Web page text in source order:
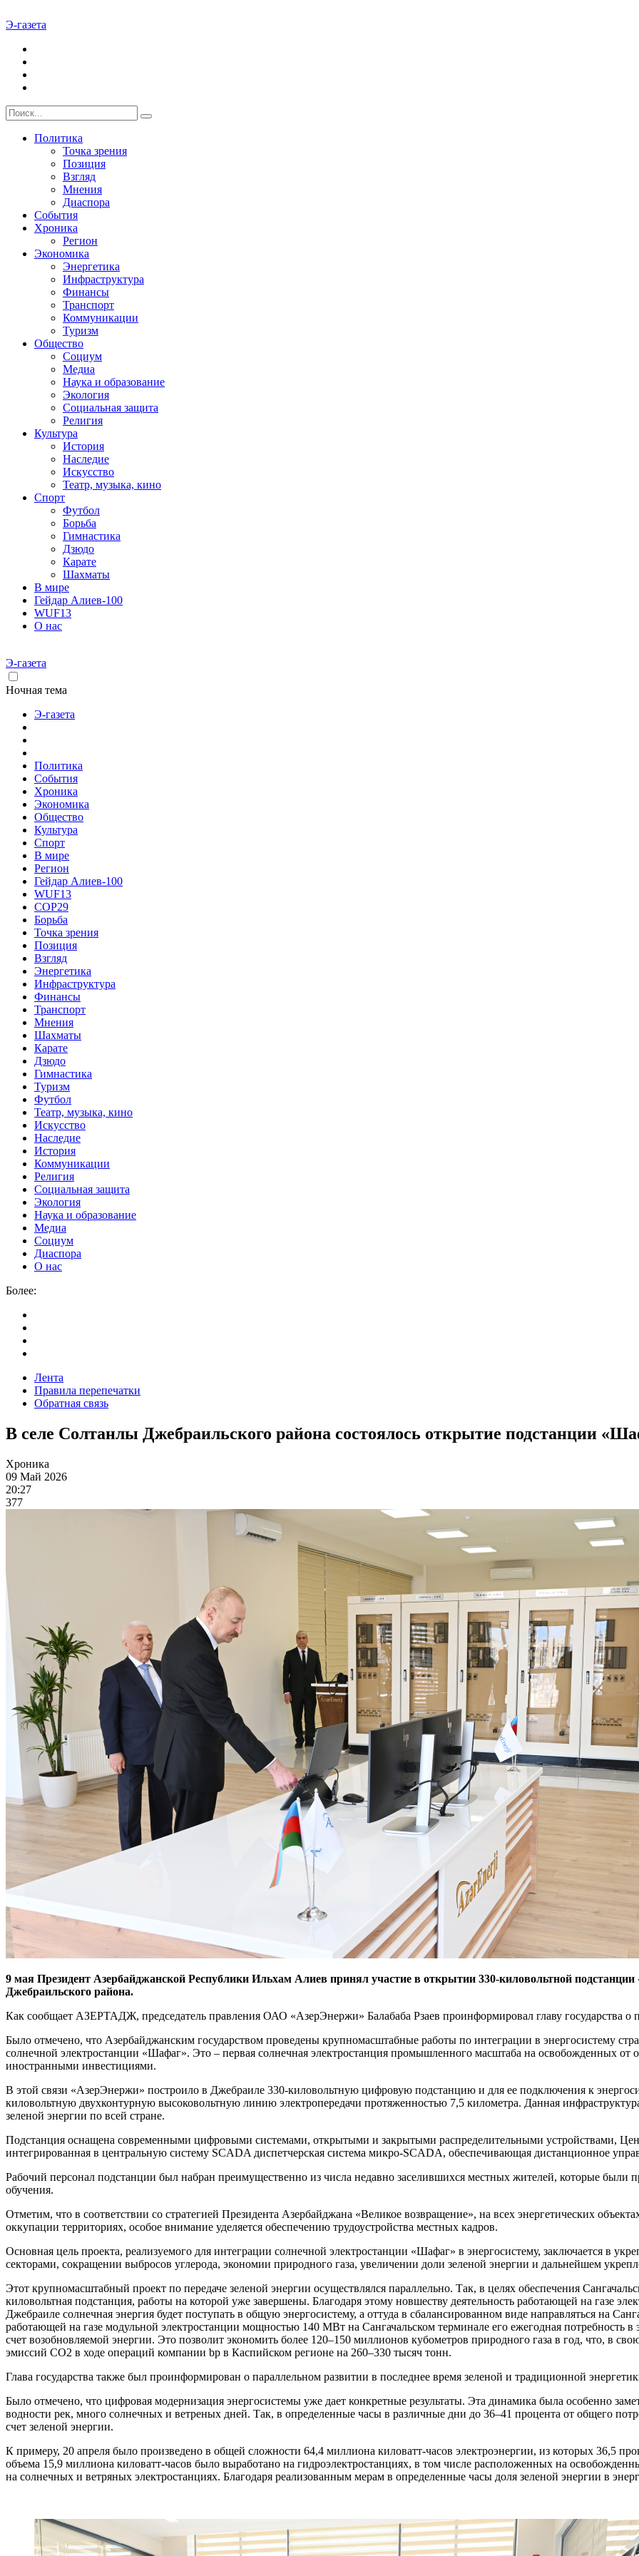
Э-газета
Политика
Точка зрения
Позиция
Взгляд
Мнения
Диаспора
События
Хроника
Регион
Экономика
Энергетика
Инфраструктура
Финансы
Транспорт
Коммуникации
Туризм
Общество
Социум
Медиа
Наука и образование
Экология
Социальная защита
Религия
Культура
История
Наследие
Искусство
Театр, музыка, кино
Спорт
Футбол
Борьба
Гимнастика
Дзюдо
Карате
Шахматы
В мире
Гейдар Алиев-100
WUF13
О нас
Э-газета
Ночная тема
Э-газета
Политика
События
Хроника
Экономика
Общество
Культура
Спорт
В мире
Регион
Гейдар Алиев-100
WUF13
COP29
Борьба
Точка зрения
Позиция
Взгляд
Энергетика
Инфраструктура
Финансы
Транспорт
Мнения
Шахматы
Карате
Дзюдо
Гимнастика
Туризм
Футбол
Театр, музыка, кино
Искусство
Наследие
История
Коммуникации
Религия
Социальная защита
Экология
Наука и образование
Медиа
Социум
Диаспора
О нас
Более:
Лента
Правила перепечатки
Обратная связь
В селе Солтанлы Джебраильского района состоялось открытие подстанции
Хроника
09 Май 2026
20:27
377
9 мая Президент Азербайджанской Республики Ильхам Алиев принял участие в открытии 330-киловольтной
Джебраильского района.
Как сообщает АЗЕРТАДЖ, председатель правления ОАО «АзерЭнержи» Балабаба Рзаев проинформировал главу государства о
Было отмечено, что Азербайджанским государством проведены крупномасштабные работы по интеграции в энергосистему
солнечной электростанции «Шафаг». Это – первая солнечная электростанция промышленного масштаба на освобожденных
иностранными инвестициями.
В этой связи «АзерЭнержи» построило в Джебраиле 330-киловольтную цифровую подстанцию и для ее подключения к
киловольтную двухконтурную высоковольтную линию электропередачи протяженностью 7,5 километра. Данная
зеленой энергии по всей стране.
Подстанция оснащена современными цифровыми системами, открытыми и закрытыми распределительными устройствами,
интегрированная в центральную систему SCADA диспетчерская система микро-SCADA, обеспечивающая дистанционное
Рабочий персонал подстанции был набран преимущественно из числа недавно заселившихся местных жителей, которые были
обучения.
Отметим, что в соответствии со стратегией Президента Азербайджана «Великое возвращение», на всех энергетических
оккупации территориях, особое внимание уделяется обеспечению трудоустройства местных кадров.
Основная цель проекта, реализуемого для интеграции солнечной электростанции «Шафаг» в энергосистему, заключается в
секторами, сокращении выбросов углерода, экономии природного газа, увеличении доли зеленой энергии и дальнейшем
Этот крупномасштабный проект по передаче зеленой энергии осуществлялся параллельно. Так, в целях обеспечения
киловольтная подстанция, работы на которой уже завершены. Благодаря этому новшеству деятельность работающей на газе
Джебраиле солнечная энергия будет поступать в общую энергосистему, а оттуда в сбалансированном виде направляться на
работающей на газе модульной электростанции мощностью 140 МВт на Сангачальском терминале его ежегодная потребность в
счет возобновляемой энергии. Это позволит экономить более 120–150 миллионов кубометров природного газа в год, что, в
эмиссий CO2 в ходе операций компании bp в Каспийском регионе на 260–330 тысяч тонн.
Глава государства также был проинформирован о параллельном развитии в последнее время зеленой и традиционной
Было отмечено, что цифровая модернизация энергосистемы уже дает конкретные результаты. Эта динамика была особенно
водности рек, много солнечных и ветреных дней. Так, в определенные часы в различные дни до 36–41 процента от общего
счет зеленой энергии.
К примеру, 20 апреля было произведено в общей сложности 64,4 миллиона киловатт-часов электроэнергии, из которых 36,5
объема 15,9 миллиона киловатт-часов было выработано на гидроэлектростанциях, в том числе расположенных на
на солнечных и ветряных электростанциях. Благодаря реализованным мерам в определенные часы доля зеленой энергии в